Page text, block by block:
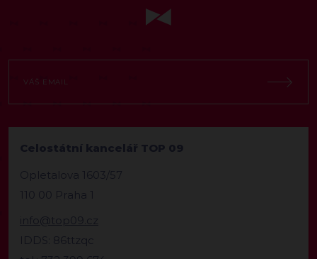
Celostátní kancelář TOP 09
Opletalova 1603/57
110 00 Praha 1
info@top09.cz
IDDS: 86ttzqc